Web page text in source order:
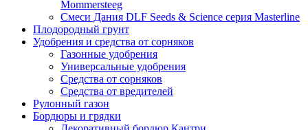
Mommersteeg
Смеси Дания DLF Seeds & Sciеnce серия Masterline
Плодородный грунт
Удобрения и средства от сорняков
Газонные удобрения
Универсальные удобрения
Средства от сорняков
Средства от вредителей
Рулонный газон
Бордюры и грядки